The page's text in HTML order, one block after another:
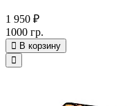
1 950 ₽
1000 гр.
В корзину